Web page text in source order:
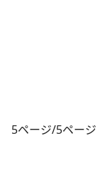
5ページ/5ページ